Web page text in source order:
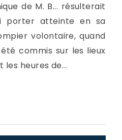
de M. B... résulterait
porter atteinte en sa
volontaire, quand
commis sur les lieux
heures de...